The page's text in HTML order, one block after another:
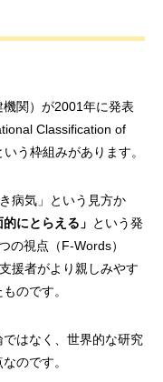
関）が2001年に発表
Classification of
う枠組みがあります。
病気」という見方か
にとらえる」 という発
の視点（F-Words）
援者がより親しみやす
のです。
はなく、世界的な研究
のです。